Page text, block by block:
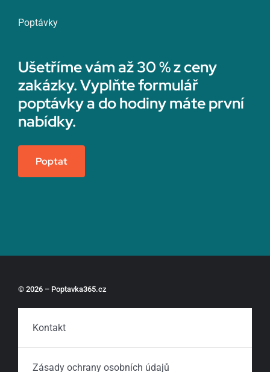
Poptávky
Ušetříme vám až 30 % z ceny
zakázky. Vyplňte formulář
poptávky a do hodiny máte první
nabídky.
Poptat
© 2026 – Poptavka365.cz
Kontakt
Zásady ochrany osobních údajů